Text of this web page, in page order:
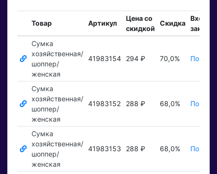
Товар Артикул
Цена со
скидкой
Скидка
заказы
Сумка
хозяйственная/
шоппер/
женская
41983154 294 ₽ 70,0%
Сумка
хозяйственная/
шоппер/
женская
41983152 288 ₽ 68,0%
Сумка
хозяйственная/
шоппер/
женская
41983153 288 ₽ 68,0%